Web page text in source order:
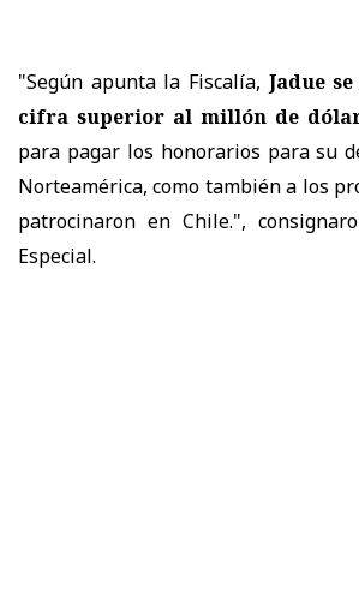
"Según apunta la Fiscalía, Jadue
cifra superior al millón de
para pagar los honorarios para su
Norteamérica, como también a los
patrocinaron en Chile.",
Especial.